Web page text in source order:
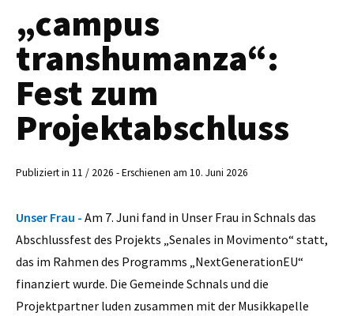
„campus
transhumanza“:
Fest zum
Projektabschluss
Publiziert in 11 / 2026 - Erschienen am 10. Juni 2026
Unser Frau - Am 7. Juni fand in Unser Frau in Schnals das
Abschlussfest des Projekts „Senales in Movimento“ statt,
das im Rahmen des Programms „NextGenerationEU“
finanziert wurde. Die Gemeinde Schnals und die
Projektpartner luden zusammen mit der Musikkapelle